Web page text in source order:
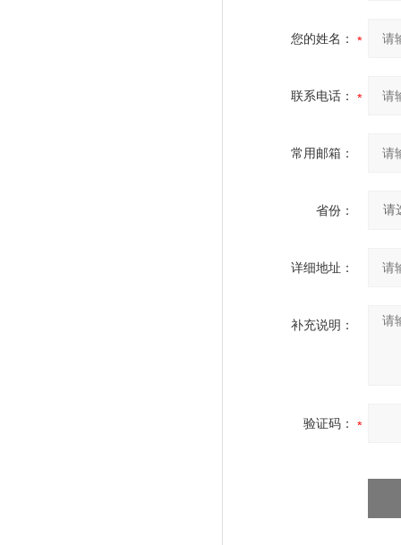
您的姓名：
联系电话：
常用邮箱：
省份：
详细地址：
补充说明：
验证码：